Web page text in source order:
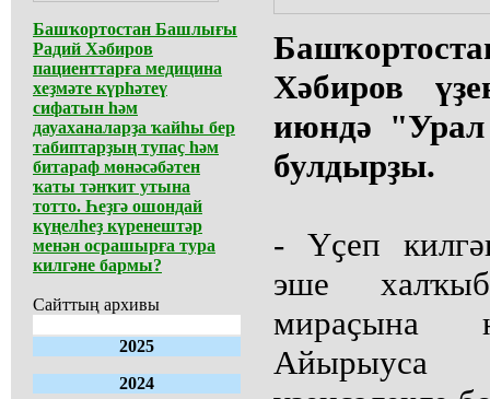
Башҡортостан Башлығы
Радий Хәбиров
пациенттарға медицина
хеҙмәте күрһәтеү
сифатын һәм
дауаханаларҙа ҡайһы бер
табиптарҙың тупаҫ һәм
битараф мөнәсәбәтен
ҡаты тәнҡит утына
тотто. Һеҙгә ошондай
күңелһеҙ күренештәр
менән осрашырға тура
килгәне бармы?
Сайттың архивы
2025
2024
Хәбиров
июндә
булдырҙы.
- Үҫеп
эше
мираҫына
Айырыуса